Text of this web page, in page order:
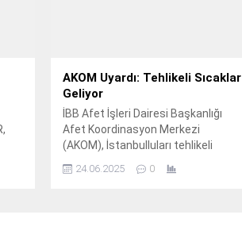
AKOM Uyardı: Tehlikeli Sıcaklar
Geliyor
İBB Afet İşleri Dairesi Başkanlığı
Afet Koordinasyon Merkezi
(AKOM), İstanbulluları tehlikeli
24.06.2025 0